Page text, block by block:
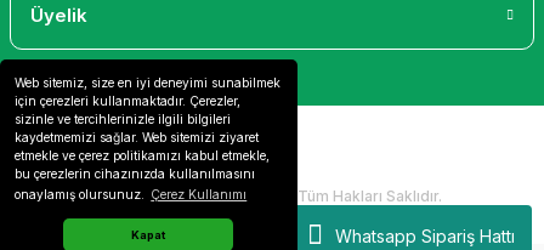
Web sitemiz, size en iyi deneyimi sunabilmek
için çerezleri kullanmaktadır. Çerezler,
sizinle ve tercihlerinizle ilgili bilgileri
kaydetmemizi sağlar. Web sitemizi ziyaret
etmekle ve çerez politikamızı kabul etmekle,
bu çerezlerin cihazınızda kullanılmasını
onaylamış olursunuz.
Çerez Kullanımı
Kapat Whatsapp Sipariş Hattı
Üyelik
2024 Copyright IdeaSoft - Tüm Hakları Saklıdır.